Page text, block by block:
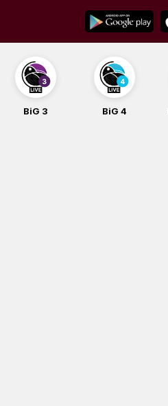
content
BiG 3 BiG 4